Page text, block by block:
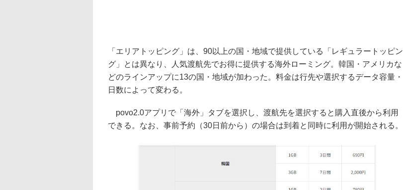
「エリアトッピング」は、90以上の国・地域で提供している「レギュラートッピン
グ」とは異なり、人気渡航先でお得に提供する海外ローミング。韓国・アメリカな
どのラインアップに13の国・地域が加わった。料金は行先や選択するデータ容量・
日数によって変わる。
povo2.0アプリで「海外」タブを選択し、渡航先を選択すると購入直後から利用
できる。なお、事前予約（30日前から）の場合は到着と同時に利用が開始される。